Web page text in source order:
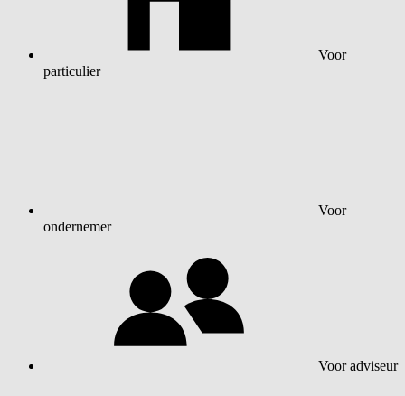
Voor
particulier
Voor
ondernemer
Voor adviseur